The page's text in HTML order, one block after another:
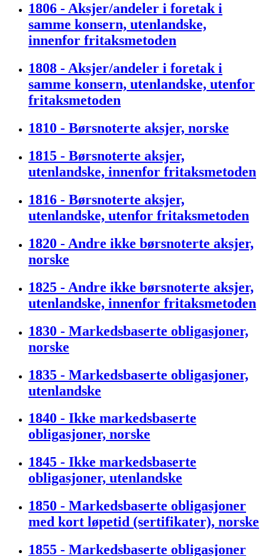
1806 - Aksjer/andeler i foretak i
samme konsern, utenlandske,
innenfor fritaksmetoden
1808 - Aksjer/andeler i foretak i
samme konsern, utenlandske, utenfor
fritaksmetoden
1810 - Børsnoterte aksjer, norske
1815 - Børsnoterte aksjer,
utenlandske, innenfor fritaksmetoden
1816 - Børsnoterte aksjer,
utenlandske, utenfor fritaksmetoden
1820 - Andre ikke børsnoterte aksjer,
norske
1825 - Andre ikke børsnoterte aksjer,
utenlandske, innenfor fritaksmetoden
1830 - Markedsbaserte obligasjoner,
norske
1835 - Markedsbaserte obligasjoner,
utenlandske
1840 - Ikke markedsbaserte
obligasjoner, norske
1845 - Ikke markedsbaserte
obligasjoner, utenlandske
1850 - Markedsbaserte obligasjoner
med kort løpetid (sertifikater), norske
1855 - Markedsbaserte obligasjoner